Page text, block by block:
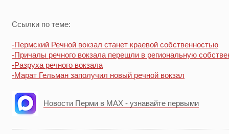
Ссылки по теме:
-Пермский Речной вокзал станет краевой собственностью
-Причалы речного вокзала перешли в региональную
-Разруха речного вокзала
-Марат Гельман заполучил новый речной вокзал
Новости Перми в MAX - узнавайте первыми